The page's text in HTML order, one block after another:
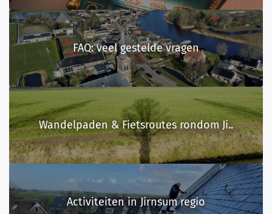
Wandelpaden & Fietsroutes rondom Ji..
Activiteiten in Jirnsum regio
FAQ: veel gestelde vragen